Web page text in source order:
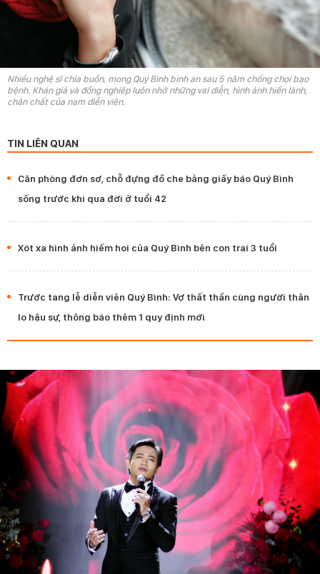
Nhiều nghệ sĩ chia buồn, mong Quý Bình bình an sau 5 năm chống chọi bạo
bệnh. Khán giả và đồng nghiệp luôn nhớ những vai diễn, hình ảnh hiền lành,
chân chất của nam diễn viên.
TIN LIÊN QUAN
Căn phòng đơn sơ, chỗ đựng đồ che bằng giấy báo Quý Bình
sống trước khi qua đời ở tuổi 42
Xót xa hình ảnh hiếm hoi của Quý Bình bên con trai 3 tuổi
Trước tang lễ diễn viên Quý Bình: Vợ thất thần cùng người thân
lo hậu sự, thông báo thêm 1 quy định mới